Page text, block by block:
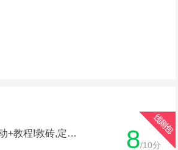
三星P355C线刷专用救砖固件包，内带平台+驱动+教程!救砖,定屏,解防盗锁专用亲测成功 8/10分